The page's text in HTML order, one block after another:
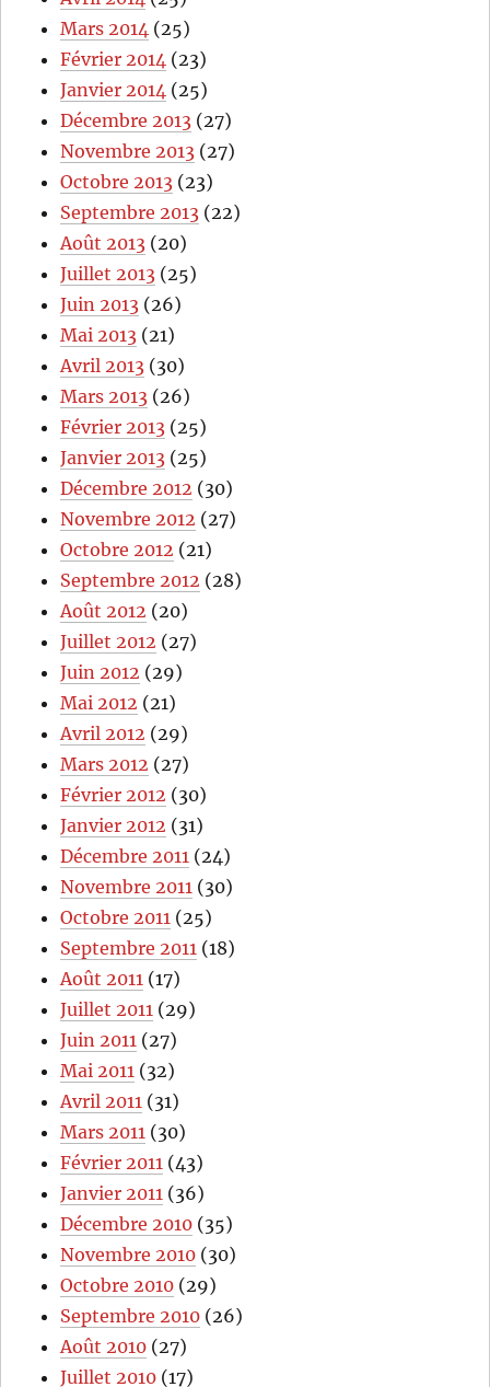
Mars 2014 (25)
Février 2014 (23)
Janvier 2014 (25)
Décembre 2013 (27)
Novembre 2013 (27)
Octobre 2013 (23)
Septembre 2013 (22)
Août 2013 (20)
Juillet 2013 (25)
Juin 2013 (26)
Mai 2013 (21)
Avril 2013 (30)
Mars 2013 (26)
Février 2013 (25)
Janvier 2013 (25)
Décembre 2012 (30)
Novembre 2012 (27)
Octobre 2012 (21)
Septembre 2012 (28)
Août 2012 (20)
Juillet 2012 (27)
Juin 2012 (29)
Mai 2012 (21)
Avril 2012 (29)
Mars 2012 (27)
Février 2012 (30)
Janvier 2012 (31)
Décembre 2011 (24)
Novembre 2011 (30)
Octobre 2011 (25)
Septembre 2011 (18)
Août 2011 (17)
Juillet 2011 (29)
Juin 2011 (27)
Mai 2011 (32)
Avril 2011 (31)
Mars 2011 (30)
Février 2011 (43)
Janvier 2011 (36)
Décembre 2010 (35)
Novembre 2010 (30)
Octobre 2010 (29)
Septembre 2010 (26)
Août 2010 (27)
Juillet 2010 (17)